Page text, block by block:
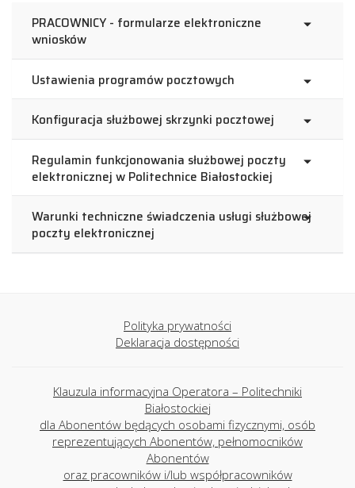
PRACOWNICY - formularze elektroniczne
wniosków
Ustawienia programów pocztowych
Konfiguracja służbowej skrzynki pocztowej
Regulamin funkcjonowania służbowej poczty
elektronicznej w Politechnice Białostockiej
Warunki techniczne świadczenia usługi służbowej
poczty elektronicznej
Polityka prywatności
Deklaracja dostępności
Klauzula informacyjna Operatora – Politechniki
Białostockiej
dla Abonentów będących osobami fizycznymi, osób
reprezentujących Abonentów, pełnomocników
Abonentów
oraz pracowników i/lub współpracowników